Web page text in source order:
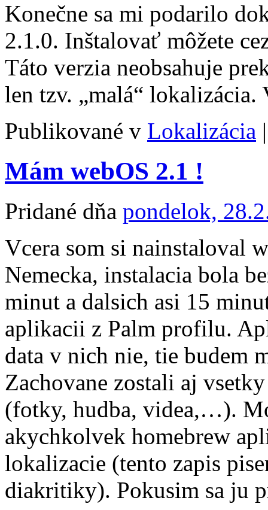
Konečne sa mi podarilo
2.1.0. Inštalovať môžete
Táto verzia neobsahuje
len tzv. „malá“
Publikované v Lokalizácia |
Mám webOS 2.1 !
Pridané dňa pondelok,
Vcera som si nainstaloval
Nemecka, instalacia bola
minut a dalsich asi 15
aplikacii z Palm profilu.
data v nich nie, tie budem
Zachovane zostali aj
(fotky, hudba, videa,…).
akychkolvek homebrew
lokalizacie (tento zapis
diakritiky). Pokusim sa ju